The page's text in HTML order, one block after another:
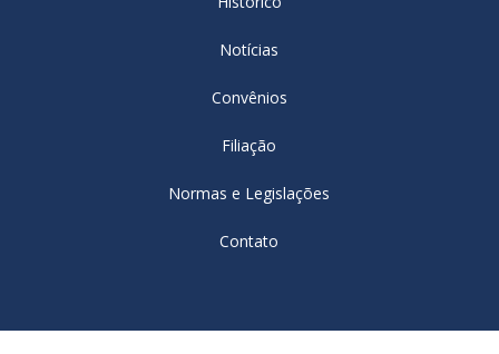
Notícias
Convênios
Filiação
Normas e Legislações
Contato